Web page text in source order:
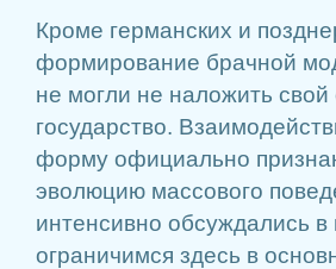
Кроме германских и
формирование брачной
не могли не наложить свой
государство.
форму официально
эволюцию массового
интенсивно обсуждались
ограничимся здесь в